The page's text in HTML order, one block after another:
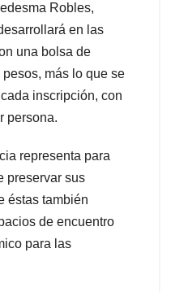
Robles,
en las
una bolsa de
más lo que se
inscripción, con
persona.
representa para
preservar sus
éstas también
de encuentro
para las